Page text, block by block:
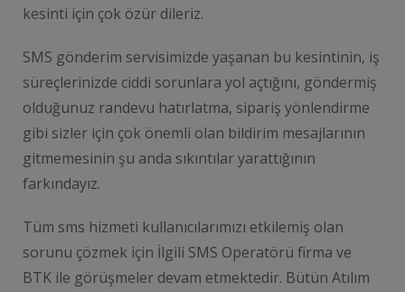
kesinti için çok özür dileriz.
SMS gönderim servisimizde yaşanan bu kesintinin, iş
süreçlerinizde ciddi sorunlara yol açtığını, göndermiş
olduğunuz randevu hatırlatma, sipariş yönlendirme
gibi sizler için çok önemli olan bildirim mesajlarının
gitmemesinin şu anda sıkıntılar yarattığının
farkındayız.
Tüm sms hizmeti kullanıcılarımızı etkilemiş olan
sorunu çözmek için İlgili SMS Operatörü firma ve
BTK ile görüşmeler devam etmektedir. Bütün Atılım